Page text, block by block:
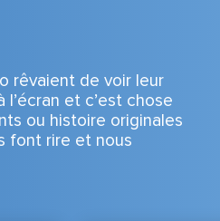
rêvaient de voir leur
l’écran et c’est chose
ou histoire originales
font rire et nous